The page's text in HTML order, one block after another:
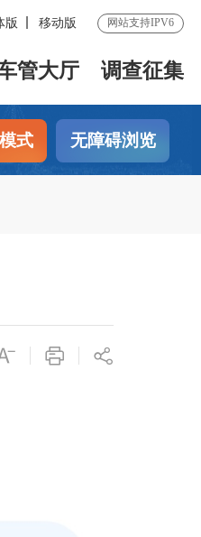
版 移动版 网站支持IPV6
管大厅 调查征集
式 无障碍浏览